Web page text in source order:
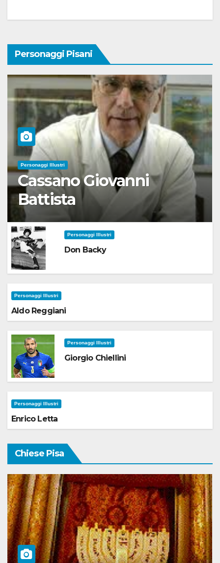
Personaggi Pisani
Personaggi Illustri
Cassano Giovanni
Battista
Personaggi Illustri
Don Backy
Personaggi Illustri
Aldo Reggiani
Personaggi Illustri
Giorgio Chiellini
Personaggi Illustri
Enrico Letta
Chiese Pisa